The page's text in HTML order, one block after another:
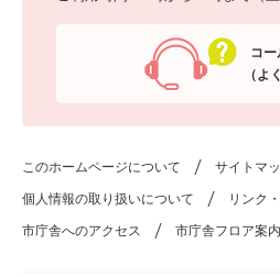
コ
（よ
このホームページについて サイトマ
個人情報の取り扱いについて リンク
市庁舎へのアクセス 市庁舎フロア案内